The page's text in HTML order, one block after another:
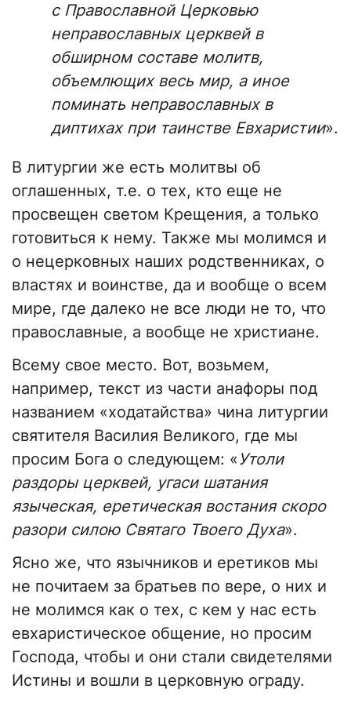
с Православной Церковью
неправославных церквей в
обширном составе молитв,
объемлющих весь мир, а иное
поминать неправославных в
диптихах при таинстве Евхаристии».
В литургии же есть молитвы об
оглашенных, т.е. о тех, кто еще не
просвещен светом Крещения, а только
готовиться к нему. Также мы молимся и
о нецерковных наших родственниках, о
властях и воинстве, да и вообще о всем
мире, где далеко не все люди не то, что
православные, а вообще не христиане.
Всему свое место. Вот, возьмем,
например, текст из части анафоры под
названием «ходатайства» чина литургии
святителя Василия Великого, где мы
просим Бога о следующем: «Утоли
раздоры церквей, угаси шатания
языческая, еретическая востания скоро
разори силою Святаго Твоего Духа».
Ясно же, что язычников и еретиков мы
не почитаем за братьев по вере, о них и
не молимся как о тех, с кем у нас есть
евхаристическое общение, но просим
Господа, чтобы и они стали свидетелями
Истины и вошли в церковную ограду.